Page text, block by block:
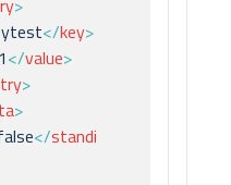
>
</key>
1</value>
>
>
</standi